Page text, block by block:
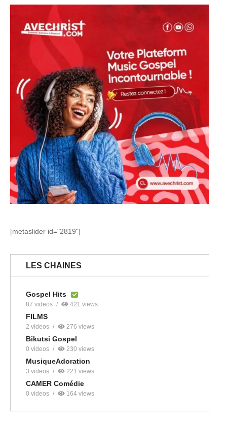
[metaslider id="2819"]
LES CHAINES
Gospel Hits
87 videos 421 views
FILMS
2 videos 276 views
Bikutsi Gospel
0 videos 230 views
MusiqueAdoration
3 videos 221 views
CAMER Comédie
0 videos 164 views